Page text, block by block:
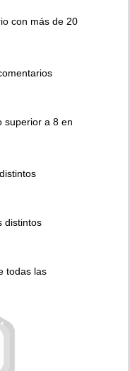
con más de 20
superior a 8 en
distintos
todas las